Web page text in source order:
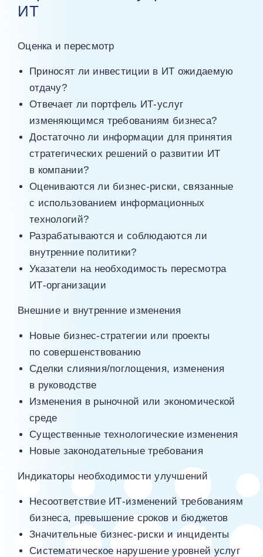
ИТ
Оценка и пересмотр
Приносят ли инвестиции в ИТ ожидаемую
отдачу?
Отвечает ли портфель ИТ‑услуг
изменяющимся требованиям бизнеса?
Достаточно ли информации для принятия
стратегических решений о развитии ИТ
в компании?
Оцениваются ли бизнес-риски, связанные
с использованием информационных
технологий?
Разрабатываются и соблюдаются ли
внутренние политики?
Указатели на необходимость пересмотра
ИТ‑организации
Внешние и внутренние изменения
Новые бизнес-стратегии или проекты
по совершенствованию
Сделки слияния/поглощения, изменения
в руководстве
Изменения в рыночной или экономической
среде
Существенные технологические изменения
Новые законодательные требования
Индикаторы необходимости улучшений
Несоответствие ИТ‑изменений требованиям
бизнеса, превышение сроков и бюджетов
Значительные бизнес-риски и инциденты
Систематическое нарушение уровней услуг